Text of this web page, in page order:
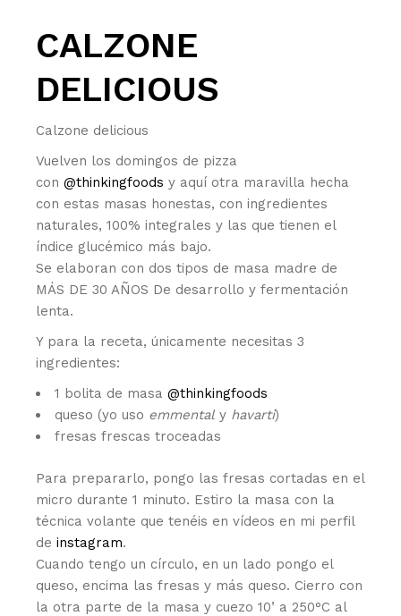
CALZONE
DELICIOUS
Calzone delicious
Vuelven los domingos de pizza
con@thinkingfoods y aquí otra maravilla hecha
con estas masas honestas, con ingredientes
naturales, 100% integrales y las que tienen el
índice glucémico más bajo.
Se elaboran con dos tipos de masa madre de
MÁS DE 30 AÑOS De desarrollo y fermentación
lenta.
Y para la receta, únicamente necesitas 3
ingredientes:
1 bolita de masa@thinkingfoods
queso (yo uso emmental y havarti)
fresas frescas troceadas
Para prepararlo, pongo las fresas cortadas en el
micro durante 1 minuto. Estiro la masa con la
técnica volante que tenéis en vídeos en mi perfil
deinstagram.
Cuando tengo un círculo, en un lado pongo el
queso, encima las fresas y más queso. Cierro con
la otra parte de la masa y cuezo 10’ a 250°C al